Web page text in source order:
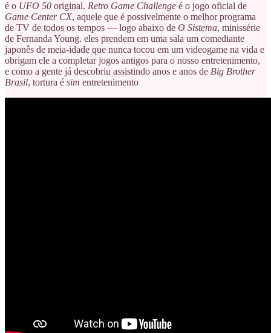
é o UFO 50 original. Retro Game Challenge é o jogo oficial de
Game Center CX, aquele que é possivelmente o melhor programa
de TV de todos os tempos — logo abaixo de O Sistema, minissérie
de Fernanda Young. eles prendem em uma sala um comediante
japonês de meia-idade que nunca tocou em um videogame na vida e
obrigam ele a completar jogos antigos para o nosso entretenimento,
e como a gente já descobriu assistindo anos e anos de Big Brother
Brasil, tortura é sim entretenimento